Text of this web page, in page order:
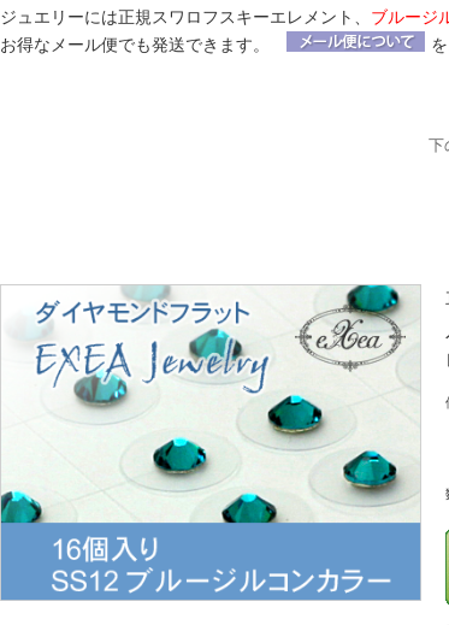
ジュエリーには正規スワロフスキーエレメント、 ブルージ
お得なメール便でも発送できます。
下